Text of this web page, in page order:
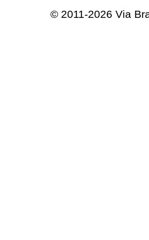
© 2011-2026 Via